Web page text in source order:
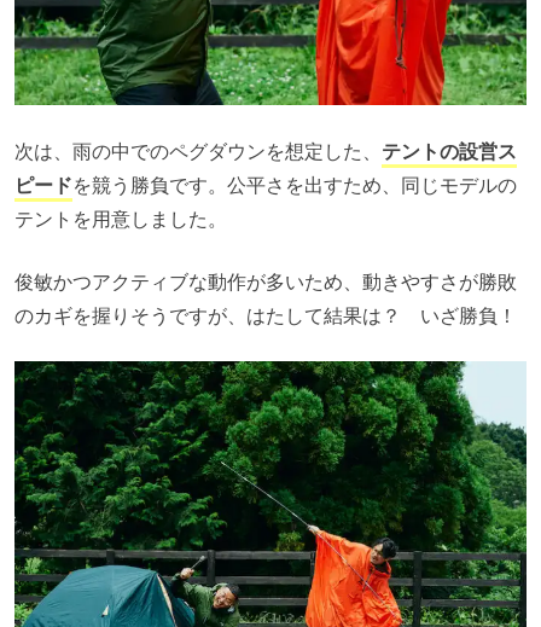
次は、雨の中でのペグダウンを想定した、 テントの設営ス
ピードを競う勝負です。公平さを出すため、同じモデルの
テントを用意しました。
俊敏かつアクティブな動作が多いため、動きやすさが勝敗
のカギを握りそうですが、はたして結果は？ いざ勝負！